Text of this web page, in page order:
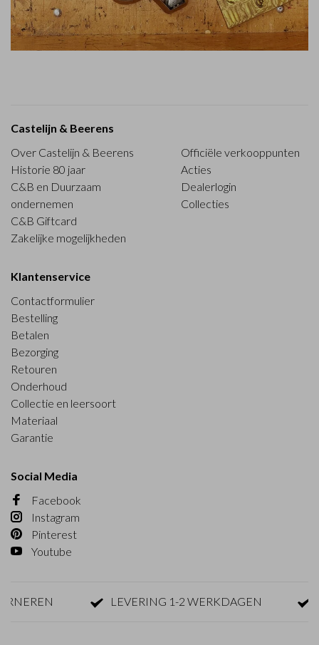
Castelijn & Beerens
Over Castelijn & Beerens
Historie 80 jaar
C&B en Duurzaam
ondernemen
C&B Giftcard
Zakelijke mogelijkheden
Officiële verkooppunten
Acties
Dealerlogin
Collecties
Klantenservice
Contactformulier
Bestelling
Betalen
Bezorging
Retouren
Onderhoud
Collectie en leersoort
Materiaal
Garantie
Social Media
Facebook
Instagram
Pinterest
Youtube
LEVERING 1-2 WERKDAGEN